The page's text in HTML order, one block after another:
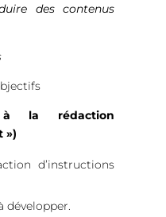
des contenus
à la rédaction
»)
d’instructions
développer.